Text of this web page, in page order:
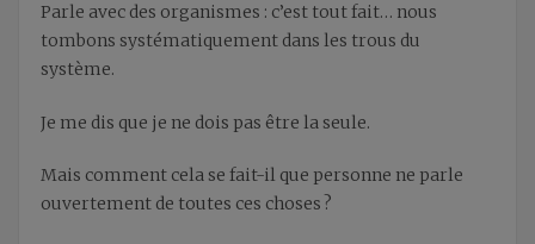
Parle avec des organismes : c’est tout fait… nous
tombons systématiquement dans les trous du
système.
Je me dis que je ne dois pas être la seule.
Mais comment cela se fait-il que personne ne parle
ouvertement de toutes ces choses ?